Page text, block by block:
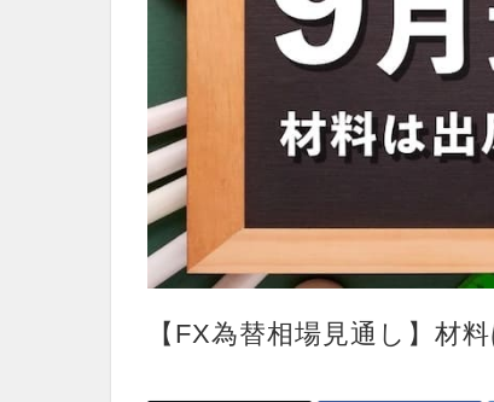
【FX為替相場見通し】材